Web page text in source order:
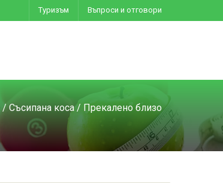
Туризъм Въпроси и отговори
/Съсипана коса/ Прекалено близо